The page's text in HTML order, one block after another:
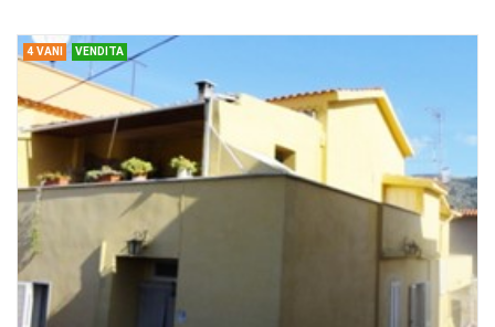
4 VANI VENDITA